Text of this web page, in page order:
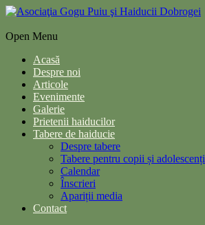
Open Menu
Acasă
Despre noi
Articole
Evenimente
Galerie
Prietenii haiducilor
Tabere de haiducie
Despre tabere
Tabere pentru copii și adolescenți
Calendar
Înscrieri
Apariții media
Contact